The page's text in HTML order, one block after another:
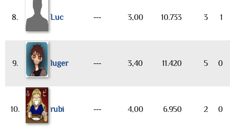
8. Luc --- 3,00 10.733 3 1
9. luger --- 3,40 11.420 5 0
10. rubi --- 4,00 6.950 2 0